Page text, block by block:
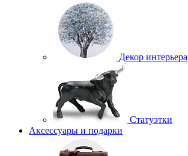
Декор интерьера
Статуэтки
Аксессуары и подарки